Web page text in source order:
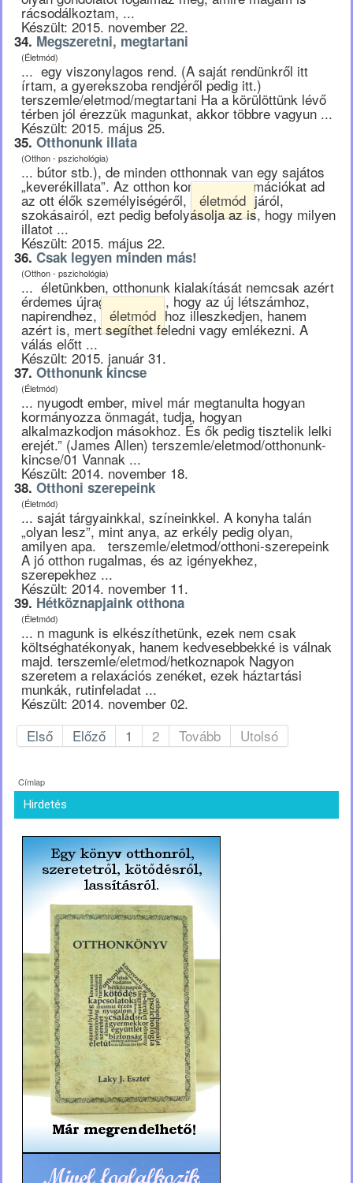
rácsodálkoztam, ...
Készült: 2015. november 22.
34. Megszeretni, megtartani
(Életmód)
... egy viszonylagos rend. (A saját rendünkről itt
írtam, a gyerekszoba rendjéről pedig itt.)
terszemle/eletmod/megtartani Ha a körülöttünk lévő
térben jól érezzük magunkat, akkor többre vagyun ...
Készült: 2015. május 25.
35. Otthonunk illata
(Otthon - pszichológia)
... bútor stb.), de minden otthonnak van egy sajátos
„keverékillata”. Az otthon komplex információkat ad
az ott élők személyiségéről, életmód járól,
szokásairól, ezt pedig befolyásolja az is, hogy milyen
illatot ...
Készült: 2015. május 22.
36. Csak legyen minden más!
(Otthon - pszichológia)
... életünkben, otthonunk kialakítását nemcsak azért
érdemes újragondolnunk, hogy az új létszámhoz,
napirendhez, életmód hoz illeszkedjen, hanem
azért is, mert segíthet feledni vagy emlékezni. A
válás előtt ...
Készült: 2015. január 31.
37. Otthonunk kincse
(Életmód)
... nyugodt ember, mivel már megtanulta hogyan
kormányozza önmagát, tudja, hogyan
alkalmazkodjon másokhoz. És ők pedig tisztelik lelki
erejét.” (James Allen) terszemle/eletmod/otthonunk-
kincse/01 Vannak ...
Készült: 2014. november 18.
38. Otthoni szerepeink
(Életmód)
... saját tárgyainkkal, színeinkkel. A konyha talán
„olyan lesz”, mint anya, az erkély pedig olyan,
amilyen apa. terszemle/eletmod/otthoni-szerepeink
A jó otthon rugalmas, és az igényekhez,
szerepekhez ...
Készült: 2014. november 11.
39. Hétköznapjaink otthona
(Életmód)
... n magunk is elkészíthetünk, ezek nem csak
költséghatékonyak, hanem kedvesebbekké is válnak
majd. terszemle/eletmod/hetkoznapok Nagyon
szeretem a relaxációs zenéket, ezek háztartási
munkák, rutinfeladat ...
Készült: 2014. november 02.
Első
Előző 1 2 Tovább Utolsó
Címlap
Hirdetés